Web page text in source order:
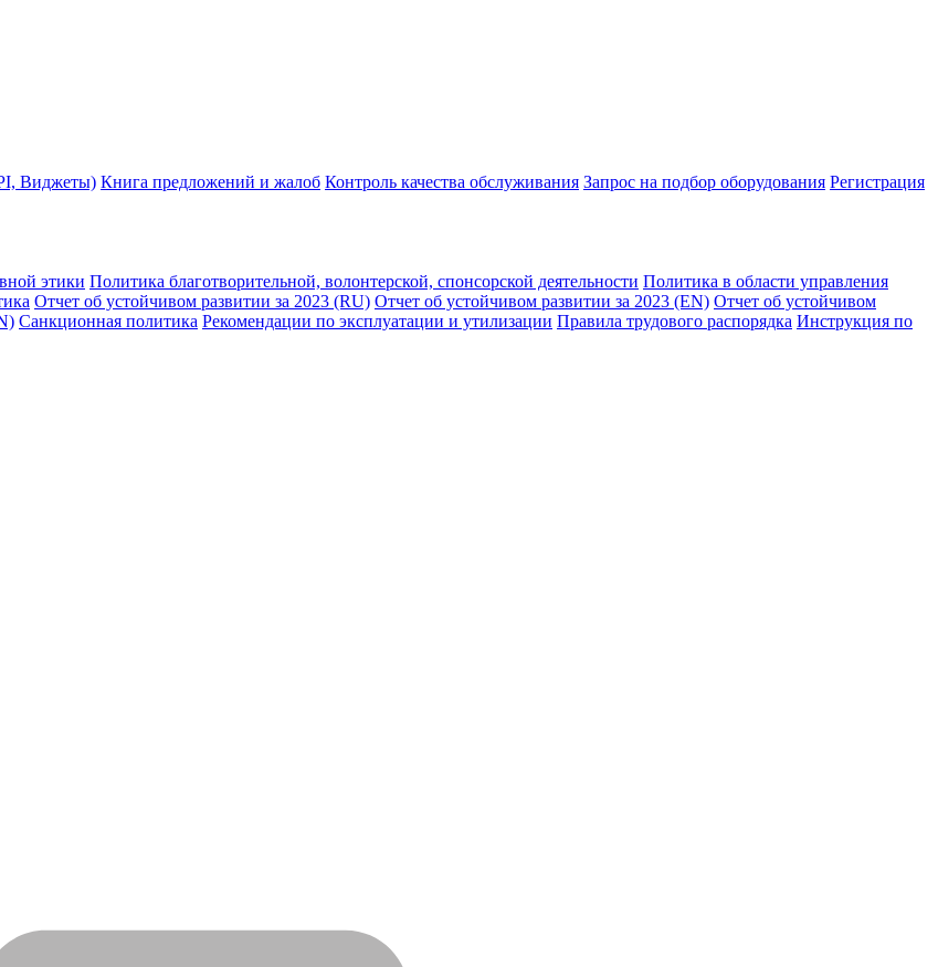
Виджеты) Книга предложений и жалоб Контроль качества обслуживания Запрос на подбор оборудования Регистрация
этики Политика благотворительной, волонтерской, спонсорской деятельности Политика в области управления
Отчет об устойчивом развитии за 2023 (RU) Отчет об устойчивом развитии за 2023 (EN) Отчет об устойчивом
Санкционная политика Рекомендации по эксплуатации и утилизации Правила трудового распорядка Инструкция по